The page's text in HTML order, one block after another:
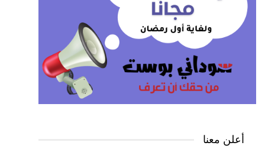
أعلن معنا